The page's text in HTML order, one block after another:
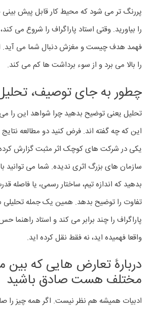
پررنگ تر می شود که محیط کار قابل پیش
را بیاورید. وقتی استاد پاراگراف را شروع می
فهمد هدف چیست و مغزش دنبال شما می آید.
را بالا می برد و از سوء برداشت ها کم می کند.
چطور به جای توصیف،
تحلیل یعنی توضیح بدهید چرا شواهد این را
این که چه گفته اند. فرض کنید دو مطالعه نتایج
یکی در شرکت های کوچک اثر مثبت گزارش
سازمان های بزرگ اثری ندیده. شما می توانید
بدهید که اندازه تیم، ساختار رسمی، یا فاصله
تفاوت را توضیح بدهد. همین یک جمله تحلیلی
پاراگراف را چند برابر می کند و استاد راهنما
واقعا فهمیده اید، نه فقط نقل کرده اید.
دربارۀ تعارض هایی که بین
مختلف هست صادق باشید
ادبیات همیشه هم نظر نیست. اگر همه چیز